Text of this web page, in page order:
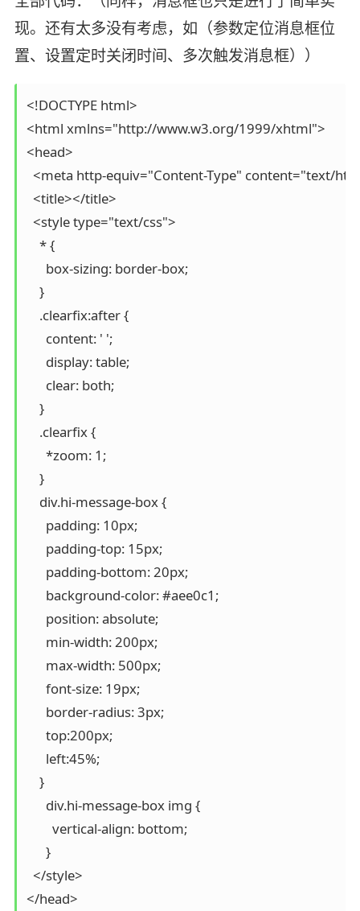
现。还有太多没有考虑，如（参数定位消息框位
置、设置定时关闭时间、多次触发消息框））
<!DOCTYPE html>
<html xmlns="http://www.w3.org/1999/xhtml">
<head>
<meta http-equiv="Content-Type" content="text/
  <title></title>
  <style type="text/css">
    * {
      box-sizing: border-box;
    }
    .clearfix:after {
      content: ' ';
      display: table;
      clear: both;
    }
    .clearfix {
      *zoom: 1;
    }
    div.hi-message-box {
      padding: 10px;
      padding-top: 15px;
      padding-bottom: 20px;
      background-color: #aee0c1;
      position: absolute;
      min-width: 200px;
      max-width: 500px;
      font-size: 19px;
      border-radius: 3px;
      top:200px;
      left:45%;
    }
      div.hi-message-box img {
        vertical-align: bottom;
      }
  </style>
</head>